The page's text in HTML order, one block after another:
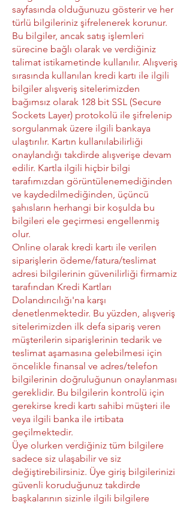
sayfasında olduğunuzu gösterir ve her
türlü bilgileriniz şifrelenerek korunur.
Bu bilgiler, ancak satış işlemleri
sürecine bağlı olarak ve verdiğiniz
talimat istikametinde kullanılır. Alışveriş
sırasında kullanılan kredi kartı ile ilgili
bilgiler alışveriş sitelerimizden
bağımsız olarak 128 bit SSL (Secure
Sockets Layer) protokolü ile şifrelenip
sorgulanmak üzere ilgili bankaya
ulaştırılır. Kartın kullanılabilirliği
onaylandığı takdirde alışverişe devam
edilir. Kartla ilgili hiçbir bilgi
tarafımızdan görüntülenemediğinden
ve kaydedilmediğinden, üçüncü
şahısların herhangi bir koşulda bu
bilgileri ele geçirmesi engellenmiş
olur.
Online olarak kredi kartı ile verilen
siparişlerin ödeme/fatura/teslimat
adresi bilgilerinin güvenilirliği firmamiz
tarafından Kredi Kartları
Dolandırıcılığı'na karşı
denetlenmektedir. Bu yüzden, alışveriş
sitelerimizden ilk defa sipariş veren
müşterilerin siparişlerinin tedarik ve
teslimat aşamasına gelebilmesi için
öncelikle finansal ve adres/telefon
bilgilerinin doğruluğunun onaylanması
gereklidir. Bu bilgilerin kontrolü için
gerekirse kredi kartı sahibi müşteri ile
veya ilgili banka ile irtibata
geçilmektedir.
Üye olurken verdiğiniz tüm bilgilere
sadece siz ulaşabilir ve siz
değiştirebilirsiniz. Üye giriş bilgilerinizi
güvenli koruduğunuz takdirde
başkalarının sizinle ilgili bilgilere